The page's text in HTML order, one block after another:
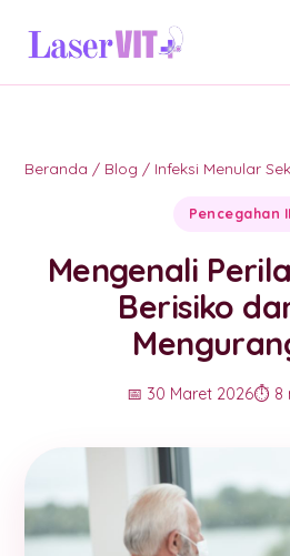
Beranda / Blog / Infeksi Menular
Pencegahan
Mengenali
Berisiko
📅 30 Maret 2026⏱️ 8